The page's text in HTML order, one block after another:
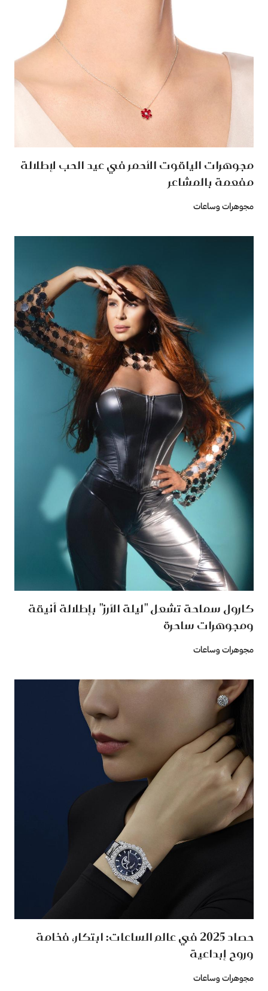
مجوهرات الياقوت الأحمر في عيد الحب لإطلالة
مفعمة بالمشاعر
مجوهرات وساعات
كارول سماحة تشعل "ليلة الأرز" بإطلالة أنيقة
ومجوهرات ساحرة
مجوهرات وساعات
حصاد 2025 في عالم الساعات: ابتكار، فخامة
وروح إبداعية
مجوهرات وساعات